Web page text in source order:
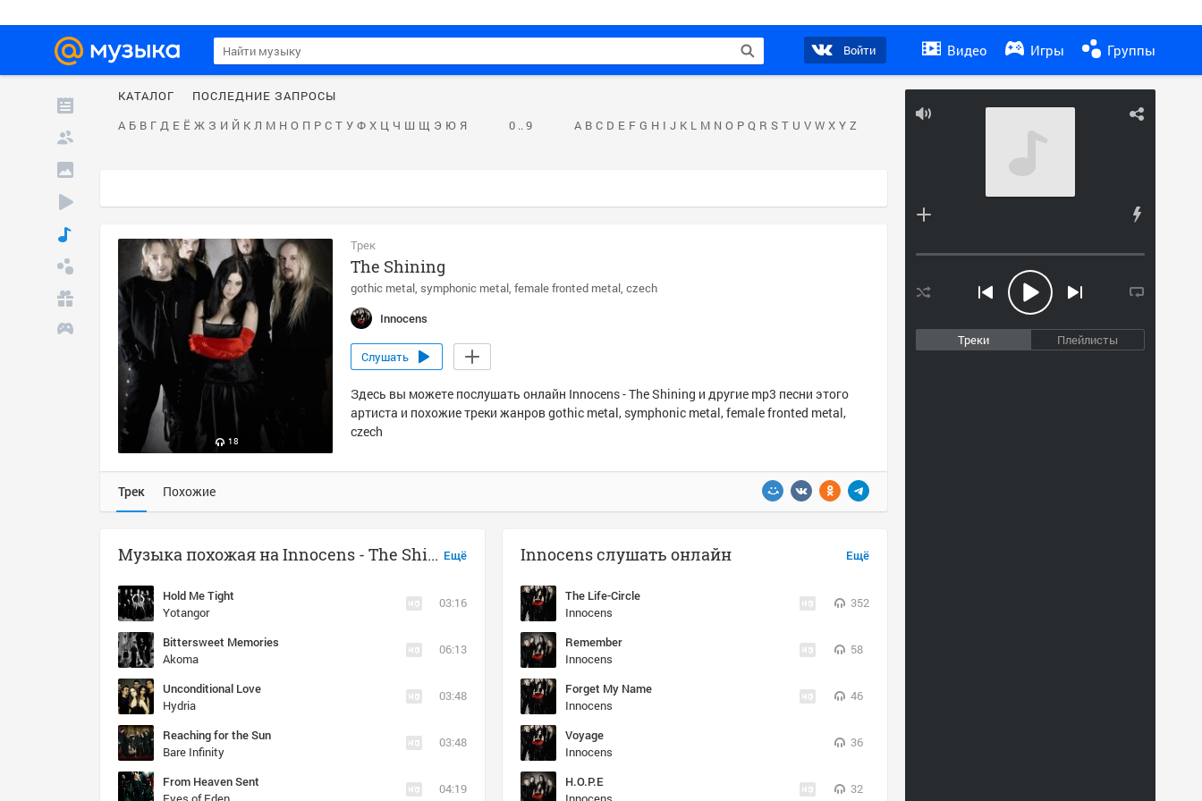
Войти Видео Игры Группы
Треки Плейлисты
КАТАЛОГ
ПОСЛЕДНИЕ ЗАПРОСЫ
А Б В Г Д Е Ё Ж З И Й К Л М Н О П Р С Т У Ф Х Ц Ч Ш Щ Э Ю Я 0 .. 9 A B C D E F G H I J K L M N O P Q R S T U V W X Y Z
18
Трек
The Shining
gothic metal symphonic metal female fronted metal czech
Innocens
Слушать
Здесь вы можете послушать онлайн Innocens - The Shining и другие mp3 песни этого
артиста и похожие треки жанров gothic metal, symphonic metal, female fronted metal,
czech
Трек Похожие
Ещё
Музыка похожая на Innocens - The Shining
Hold Me Tight
Yotangor
03:16
Bittersweet Memories
Akoma
06:13
Unconditional Love
Hydria
03:48
Reaching for the Sun
Bare Infinity
03:48
From Heaven Sent
04:19
Ещё
Innocens слушать онлайн
The Life-Circle
Innocens
352
Remember
Innocens
58
Forget My Name
Innocens
46
Voyage
Innocens
36
H.O.P.E
32